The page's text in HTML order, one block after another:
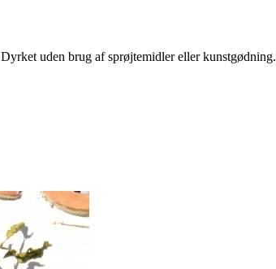
Dyrket uden brug af sprøjtemidler eller kunstgødning.